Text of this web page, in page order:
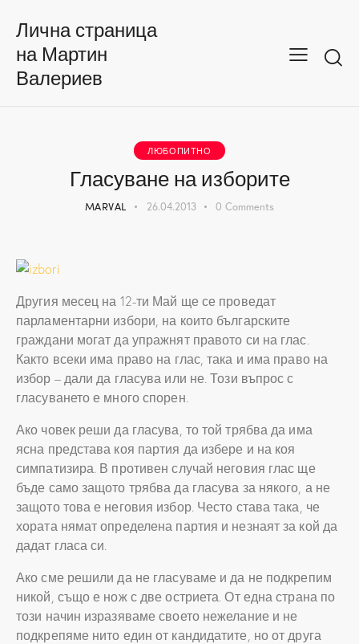
Лична страница
на Мартин
Валериев
ЛЮБОПИТНО
Гласуване на изборите
MARVAL 26.04.2013 0 Comments
Другия месец на 12-ти Май ще се проведат
парламентарни избори, на които българските
граждани могат да упражнят правото си на глас.
Както всеки има право на глас, така и има право на
избор – дали да гласува или не. Този въпрос с
гласуването е много спорен.
Ако човек реши да гласува, то той трябва да има
ясна представа коя партия да избере и на коя
симпатизира. В противен случай неговия глас ще
бъде само защото трябва да гласува за някого, а не
защото това е неговия избор. Често става така, че
хората нямат определена партия и незнаят за кой да
дадат гласа си.
Ако сме решили да не гласуваме и да не подкрепим
никой, също е нож с две остриета. От една страна по
този начин изразяваме своето нежелание и не
подкрепяме нито един от кандидатите, но от друга